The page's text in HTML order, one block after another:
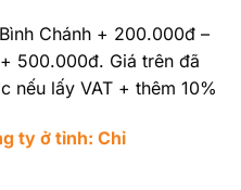
Chánh + 200.000đ –
500.000đ. Giá trên đã
nếu lấy VAT + thêm 10%
ty ở tỉnh: Chỉ